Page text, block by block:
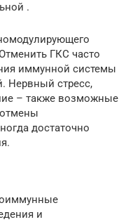
.
ГКС часто
иммунной системы
Нервный стресс,
– также возможные
достаточно
и